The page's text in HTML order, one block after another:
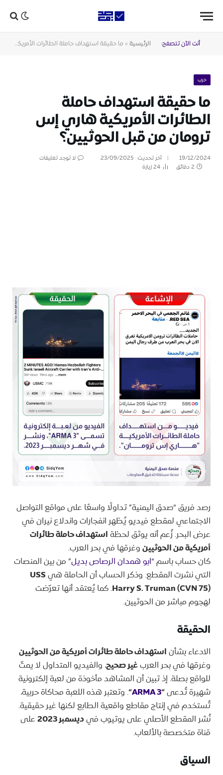
أنت الآن تتصفح: الرئيسية » ما حقيقة استهداف حاملة الطائرات الأمريكية هاري إس ترومان من قبل الحوثيين؟
حرب
ما حقيقة استهداف حاملة
الطائرات الأمريكية هاري إس
ترومان من قبل الحوثيين؟
19/12/2024 آخر تحديث: 23/09/2025
لا توجد تعليقات
2 دقائق
24زيارة
رصد فريق “صدق اليمنية” تداولًا واسعًا على مواقع التواصل
الاجتماعي لمقطع فيديو يُظهر انفجارات واندلاع نيران في
عرض البحر. زُعم أنه يوثق لحظةاستهداف حاملة طائرات
أمريكية من الحوثيينوغرقها في بحر العرب.
كان حساب باسم “ابو همدان الرصاص بديل” من بين المنصات
التي نشرت المقطع. وذكر الحساب أن الحاملة هيUSS
Harry S. Truman (CVN 75). كما يُعتقد أنها تعرّضت
لهجوم مباشر من الحوثيين.
الحقيقة
الادعاء بشأناستهداف حاملة طائرات أمريكية من الحوثيين
وغرقها في بحر العربغير صحيح، والفيديو المتداول لا يمتّ
للواقع بصلة. إذ تبين أن المشاهد مأخوذة من لعبة إلكترونية
شهيرة تُدعى“
ARMA 3
“. وتعتبر هذه اللعبة محاكاة حربية،
تُستخدم في إنتاج مقاطع واقعية الطابع لكنها غير حقيقية.
نُشر المقطع الأصلي على يوتيوب فيديسمبر 2023
على
قناة متخصصة بالألعاب.
السياق